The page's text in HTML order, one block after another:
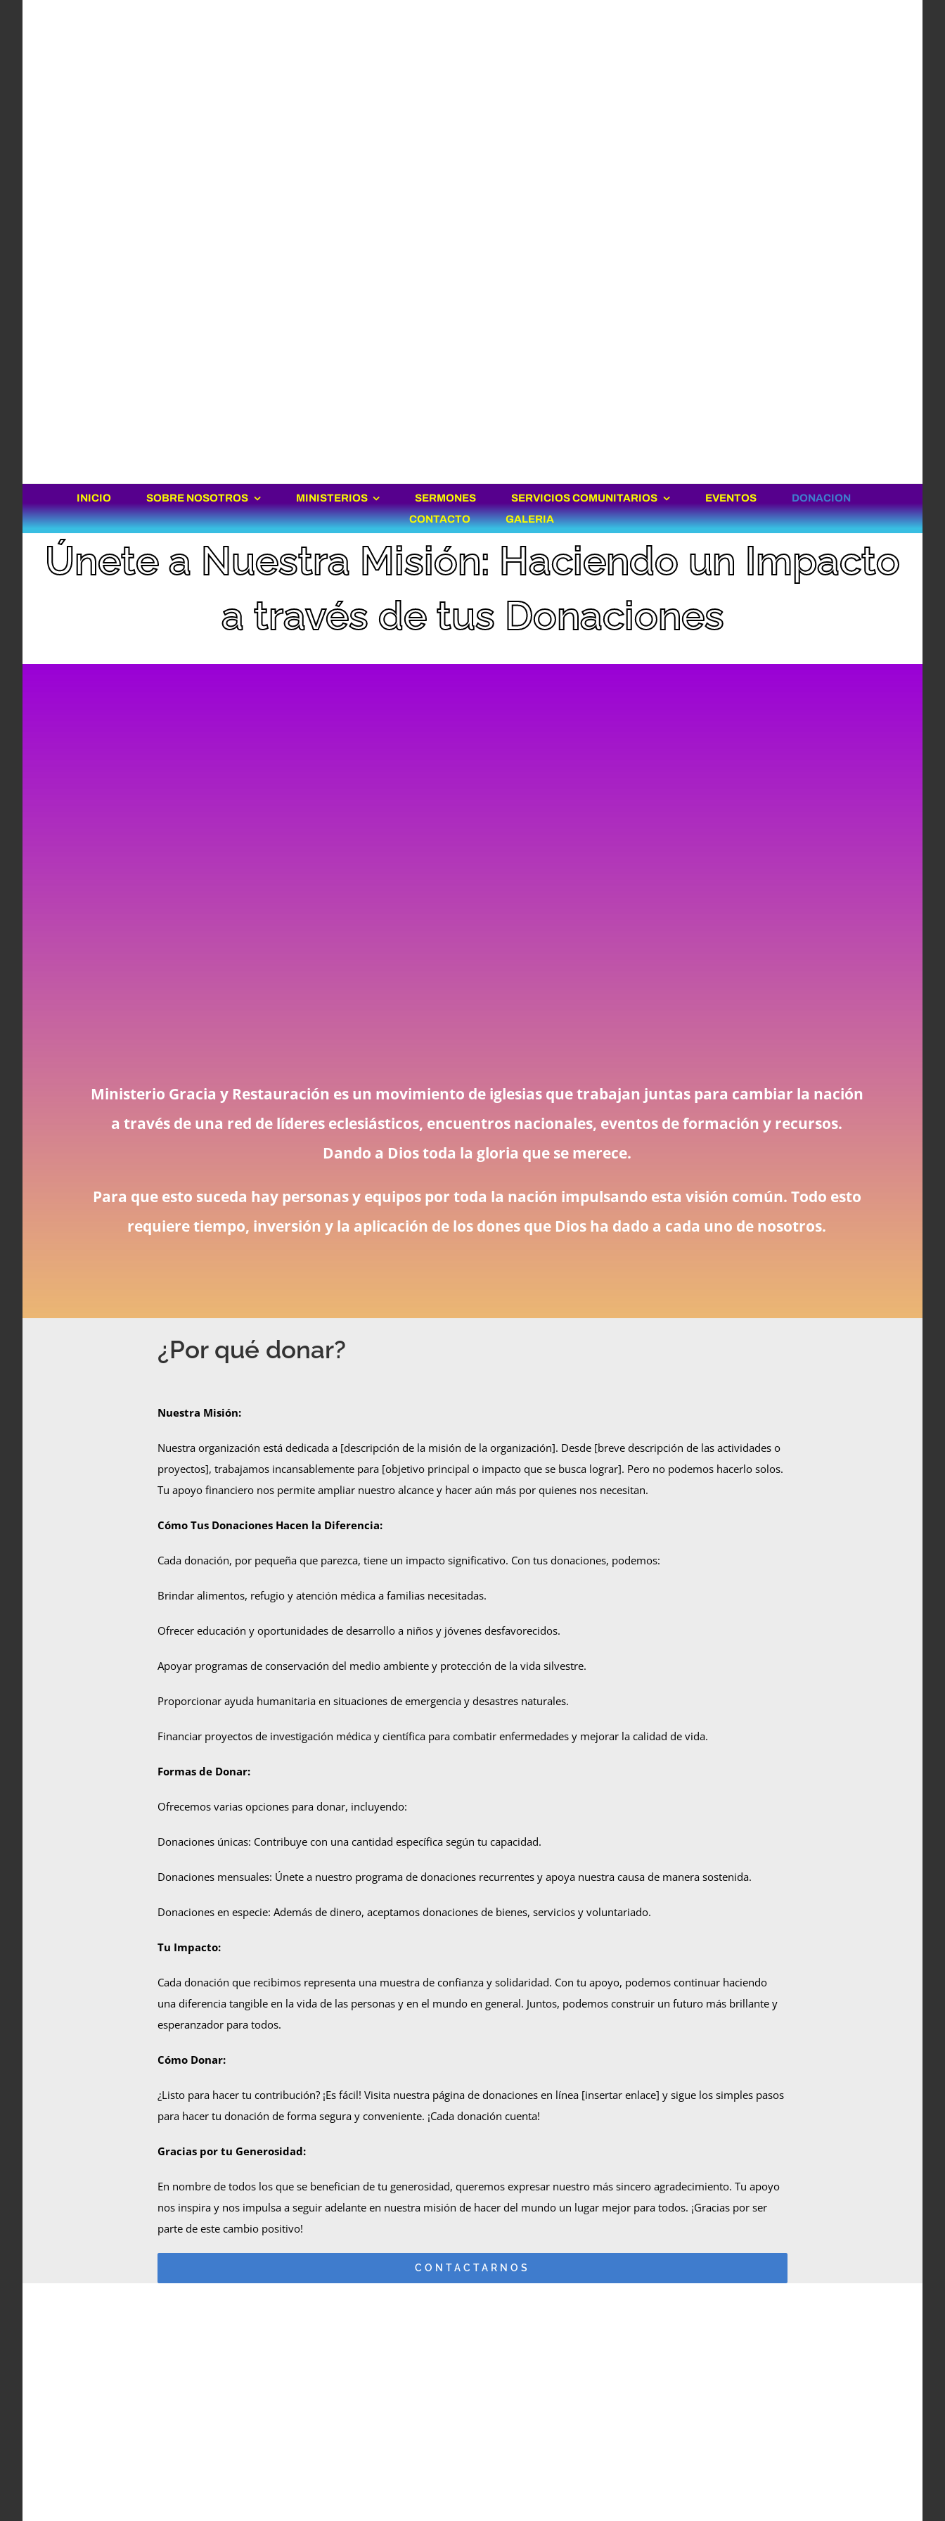
INICIO SOBRE NOSOTROS MINISTERIOS SERMONES SERVICIOS COMUNITARIOS EVENTOS
DONACION
CONTACTO
GALERIA
Únete a Nuestra Misión: Haciendo un Impacto
a través de tus Donaciones
Ministerio Gracia y Restauración es un movimiento de iglesias que trabajan juntas para cambiar la nación
a través de una red de líderes eclesiásticos, encuentros nacionales, eventos de formación y recursos.
Dando a Dios toda la gloria que se merece.
Para que esto suceda hay personas y equipos por toda la nación impulsando esta visión común. Todo esto
requiere tiempo, inversión y la aplicación de los dones que Dios ha dado a cada uno de nosotros.
¿Por qué donar?
Nuestra Misión:
Nuestra organización está dedicada a [descripción de la misión de la organización]. Desde [breve descripción de las actividades o
proyectos], trabajamos incansablemente para [objetivo principal o impacto que se busca lograr]. Pero no podemos hacerlo solos.
Tu apoyo financiero nos permite ampliar nuestro alcance y hacer aún más por quienes nos necesitan.
Cómo Tus Donaciones Hacen la Diferencia:
Cada donación, por pequeña que parezca, tiene un impacto significativo. Con tus donaciones, podemos:
Brindar alimentos, refugio y atención médica a familias necesitadas.
Ofrecer educación y oportunidades de desarrollo a niños y jóvenes desfavorecidos.
Apoyar programas de conservación del medio ambiente y protección de la vida silvestre.
Proporcionar ayuda humanitaria en situaciones de emergencia y desastres naturales.
Financiar proyectos de investigación médica y científica para combatir enfermedades y mejorar la calidad de vida.
Formas de Donar:
Ofrecemos varias opciones para donar, incluyendo:
Donaciones únicas: Contribuye con una cantidad específica según tu capacidad.
Donaciones mensuales: Únete a nuestro programa de donaciones recurrentes y apoya nuestra causa de manera sostenida.
Donaciones en especie: Además de dinero, aceptamos donaciones de bienes, servicios y voluntariado.
Tu Impacto:
Cada donación que recibimos representa una muestra de confianza y solidaridad. Con tu apoyo, podemos continuar haciendo
una diferencia tangible en la vida de las personas y en el mundo en general. Juntos, podemos construir un futuro más brillante y
esperanzador para todos.
Cómo Donar:
¿Listo para hacer tu contribución? ¡Es fácil! Visita nuestra página de donaciones en línea [insertar enlace] y sigue los simples pasos
para hacer tu donación de forma segura y conveniente. ¡Cada donación cuenta!
Gracias por tu Generosidad:
En nombre de todos los que se benefician de tu generosidad, queremos expresar nuestro más sincero agradecimiento. Tu apoyo
nos inspira y nos impulsa a seguir adelante en nuestra misión de hacer del mundo un lugar mejor para todos. ¡Gracias por ser
parte de este cambio positivo!
CONTACTARNOS